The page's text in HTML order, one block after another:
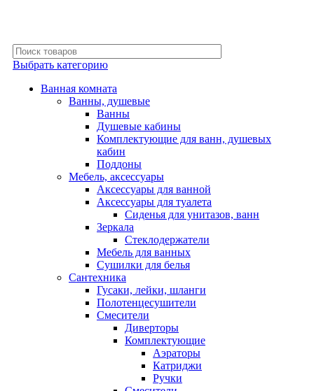
Выбрать категорию
Ванная комната
Ванны, душевые
Ванны
Душевые кабины
Комплектующие для ванн, душевых
кабин
Поддоны
Мебель, аксессуары
Аксессуары для ванной
Аксессуары для туалета
Сиденья для унитазов, ванн
Зеркала
Стеклодержатели
Мебель для ванных
Сушилки для белья
Сантехника
Гусаки, лейки, шланги
Полотенцесушители
Смесители
Диверторы
Комплектующие
Аэраторы
Катриджи
Ручки